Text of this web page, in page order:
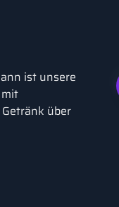
ist unsere
über